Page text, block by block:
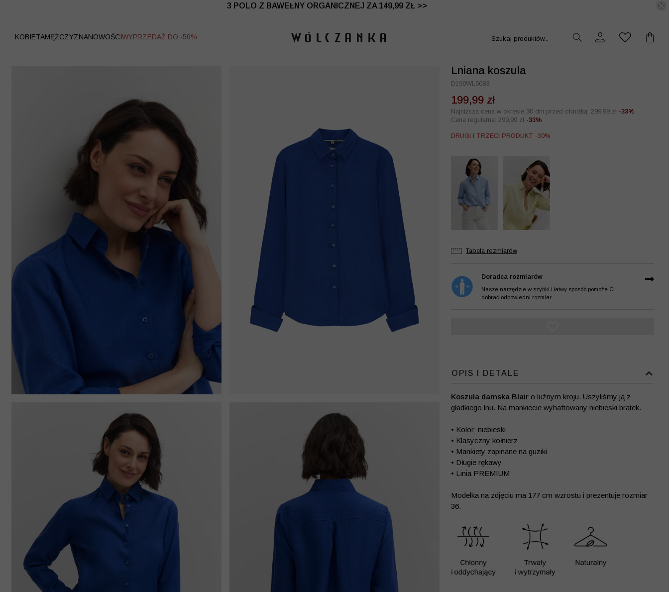
3 POLO Z BAWEŁNY ORGANICZNEJ ZA 149,99 ZŁ >>
WYPRZEDAŻ DO -50% | DODATKOWE -30% NA DRUGI I TRZECI PRODUKT >>
KOBIETAMĘŻCZYZNANOWOŚCIWYPRZEDAŻ DO -50% Szukaj produktów...
Lniana koszula
D190WL6083
199,99 zł
Najniższa cena w okresie 30 dni przed obniżką: 299,99 zł -33%
Cena regularna: 299,99 zł -33%
DRUGI I TRZECI PRODUKT -30%
Tabela rozmiarów
Doradca rozmiarów
Nasze narzędzie w szybki i łatwy sposób pomoże Ci
dobrać odpowiedni rozmiar.
OPIS I DETALE
Koszula damska Blair o luźnym kroju. Uszyliśmy ją z
gładkiego lnu. Na mankiecie wyhaftowany niebieski bratek.
• Kolor: niebieski
• Klasyczny kołnierz
• Mankiety zapinane na guziki
• Długie rękawy
• Linia PREMIUM
Modelka na zdjęciu ma 177 cm wzrostu i prezentuje rozmiar
36.